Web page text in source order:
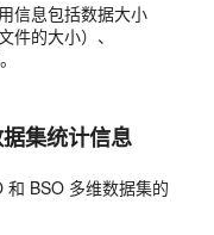
信息包括数据大小
件的大小）、
集统计信息
和 BSO 多维数据集的